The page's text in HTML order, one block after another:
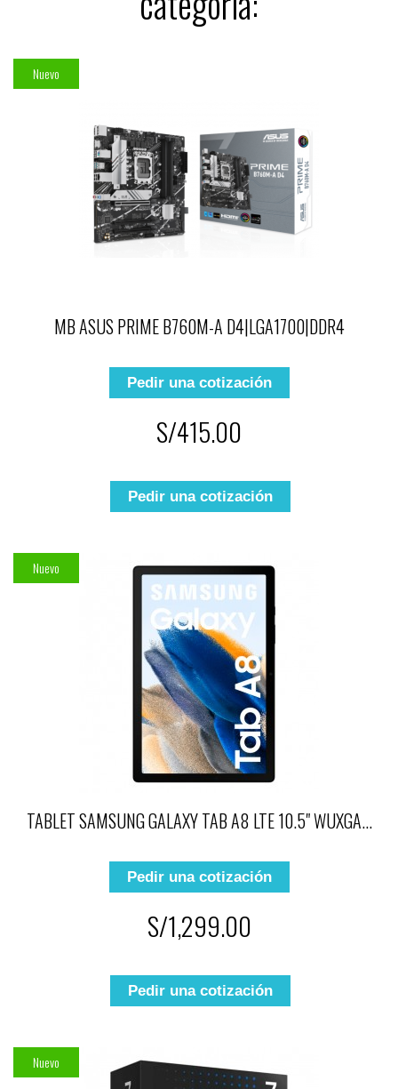
Nuevo
MB ASUS PRIME B760M-A D4|LGA1700|DDR4
Pedir una cotización
S/415.00
Pedir una cotización
Nuevo
TABLET SAMSUNG GALAXY TAB A8 LTE 10.5" WUXGA...
Pedir una cotización
S/1,299.00
Pedir una cotización
Nuevo